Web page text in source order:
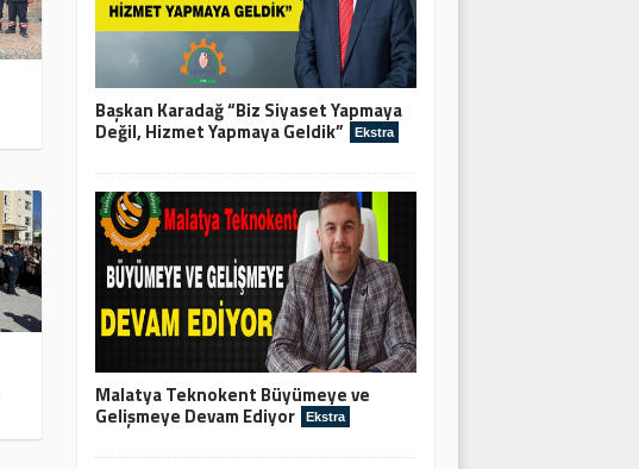
Başkan Karadağ “Biz Siyaset Yapmaya
Değil, Hizmet Yapmaya Geldik” Ekstra
Malatya Teknokent Büyümeye ve
Gelişmeye Devam Ediyor Ekstra